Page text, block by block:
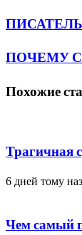
через
электронную
ПОЧЕМУ
Похожие
Трагичная
6 дней тому
Чем самый